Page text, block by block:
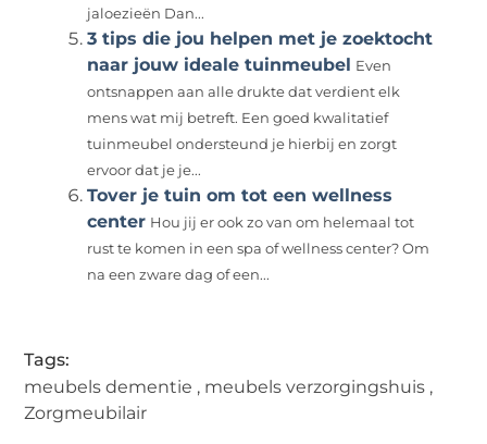
jaloezieën Dan...
3 tips die jou helpen met je zoektocht
naar jouw ideale tuinmeubel Even
ontsnappen aan alle drukte dat verdient elk
mens wat mij betreft. Een goed kwalitatief
tuinmeubel ondersteund je hierbij en zorgt
ervoor dat je je...
Tover je tuin om tot een wellness
center Hou jij er ook zo van om helemaal tot
rust te komen in een spa of wellness center? Om
na een zware dag of een...
Tags:
meubels dementie , meubels verzorgingshuis ,
Zorgmeubilair